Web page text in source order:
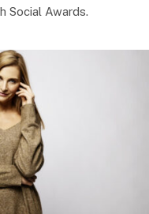
Social Awards.